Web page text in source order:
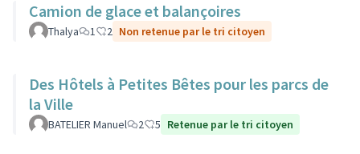
Camion de glace et balançoires
Thalya 1 2 Non retenue par le tri citoyen
Des Hôtels à Petites Bêtes pour les parcs de
la Ville
BATELIER Manuel 2 5 Retenue par le tri citoyen